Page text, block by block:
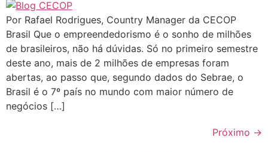
Por Rafael Rodrigues, Country Manager da CECOP
Brasil Que o empreendedorismo é o sonho de milhões
de brasileiros, não há dúvidas. Só no primeiro semestre
deste ano, mais de 2 milhões de empresas foram
abertas, ao passo que, segundo dados do Sebrae, o
Brasil é o 7º país no mundo com maior número de
negócios […]
Próximo →